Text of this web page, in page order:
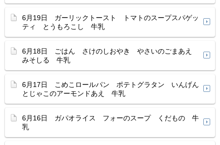
6月19日 ガーリックトースト トマトのスープスパゲッ
ティ とうもろこし 牛乳
6月18日 ごはん さけのしおやき やさいのごまあえ
みそしる 牛乳
6月17日 こめこロールパン ポテトグラタン いんげん
とじゃこのアーモンドあえ 牛乳
6月16日 ガパオライス フォーのスープ くだもの 牛
乳